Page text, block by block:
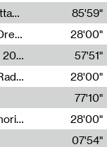
Formule Magique #3 : Selim-a Attalah Chettaoui
85'59"
Radia Show #1103 : “Learning AI How To Dream” by Sebastian Dingens (Radio Campus Bruxelles)
28'00"
LA PYRAMIDE DE BOIS 12 / PRINTEMPS 2026
57'51"
Radia Show #1102 : The Economic Trip / Radio Grenouille
28'00"
77'10"
Radia Show Show #1101 : Embedded Memories by Jimmy Peggie / radioart106
28'00"
07'54"